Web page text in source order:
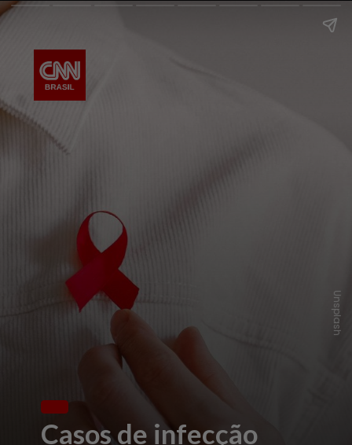
Casos de infecção
Unsplash